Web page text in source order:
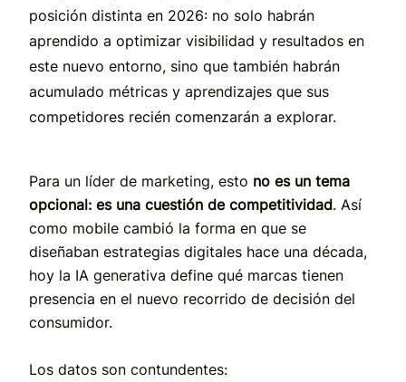
posición distinta en 2026: no solo habrán
aprendido a optimizar visibilidad y resultados en
este nuevo entorno, sino que también habrán
acumulado métricas y aprendizajes que sus
competidores recién comenzarán a explorar.
Para un líder de marketing, esto no es un tema
opcional: es una cuestión de competitividad. Así
como mobile cambió la forma en que se
diseñaban estrategias digitales hace una década,
hoy la IA generativa define qué marcas tienen
presencia en el nuevo recorrido de decisión del
consumidor.
Los datos son contundentes: